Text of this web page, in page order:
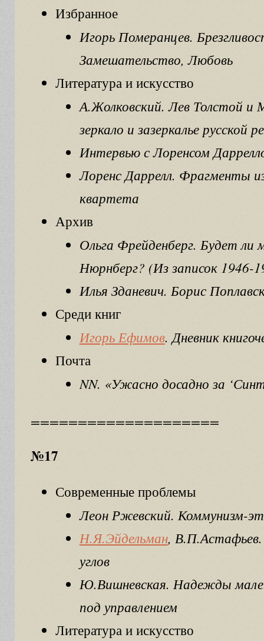
Избранное
Игорь Померанцев.
Замешательство, Любовь
Литература и искусство
А.Жолковский. Лев Толстой и
зеркало и зазеркалье русской
Интервью с Лоренсом
Лоренс Даррелл. Фрагменты
квартета
Архив
Ольга Фрейденберг. Будет ли
Нюрнберг? (Из записок 1946-
Илья Зданевич. Борис
Среди книг
Игорь Ефимов. Дневник
Почта
NN. «Ужасно досадно за
====================
№17
Современные проблемы
Леон Ржевский. Коммунизм-
Н.Я.Эйдельман, В.П.Астафьев.
углов
Ю.Вишневская. Надежды
под управлением
Литература и искусство